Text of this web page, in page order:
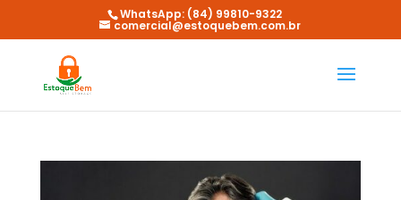
WhatsApp: (84) 99810-9322
comercial@estoquebem.com.br